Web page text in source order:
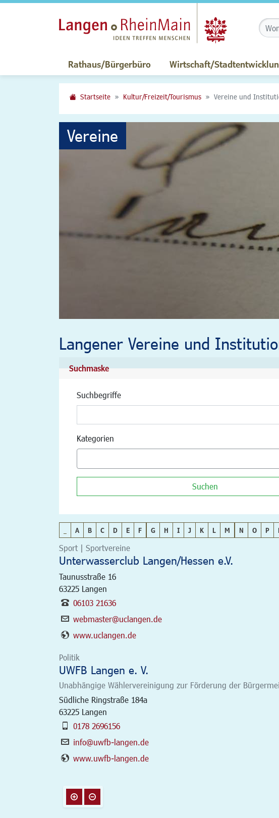
Rathaus/Bürgerbüro Wirtschaft/
Startseite Kultur/Freizeit/Tourismus Vereine und
Vereine
Langener Vereine und
Suchmaske
Suchbegriffe
Kategorien
Suchen
A B C D E F G H I J K L M N O P
Sport | Sportvereine
Unterwasserclub Langen/Hessen e.V.
Taunusstraße 16
63225 Langen
06103 21636
webmaster@uclangen.de
www.uclangen.de
Politik
UWFB Langen e. V.
Unabhängige Wählervereinigung zur Förderung der
Südliche Ringstraße 184a
63225 Langen
0178 2696156
info@uwfb-langen.de
www.uwfb-langen.de